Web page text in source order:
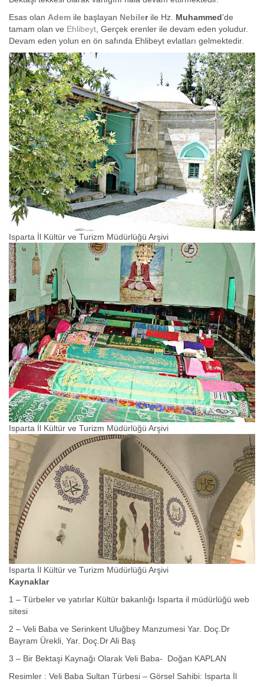
Esas olan Adem ile başlayan Nebilerile Hz. Muhammed’de
tamam olan ve Ehlibeyt , Gerçek erenler ile devam eden yoludur.
Devam eden yolun en ön safında Ehlibeyt evlatları gelmektedir.
Isparta İl Kültür ve Turizm Müdürlüğü Arşivi
Isparta İl Kültür ve Turizm Müdürlüğü Arşivi
Isparta İl Kültür ve Turizm Müdürlüğü Arşivi
Kaynaklar
1 – Türbeler ve yatırlar Kültür bakanlığı Isparta il müdürlüğü web
sitesi
2 – Veli Baba ve Serinkent Uluğbey Manzumesi Yar. Doç.Dr
Bayram Ürekli, Yar. Doç.Dr Ali Baş
3 – Bir Bektaşi Kaynağı Olarak Veli Baba- Doğan KAPLAN
Resimler : Veli Baba Sultan Türbesi – Görsel Sahibi: Isparta İl